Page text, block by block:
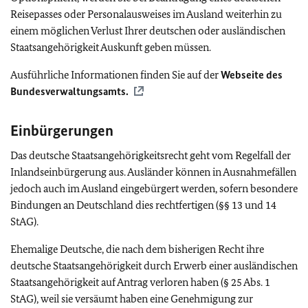
Reisepasses oder Personalausweises im Ausland weiterhin zu
einem möglichen Verlust Ihrer deutschen oder ausländischen
Staatsangehörigkeit Auskunft geben müssen.
Ausführliche Informationen finden Sie auf derWebseite des
Bundesverwaltungsamts.
Einbürgerungen
Das deutsche Staatsangehörigkeitsrecht geht vom Regelfall der
Inlandseinbürgerung aus. Ausländer können in Ausnahmefällen
jedoch auch im Ausland eingebürgert werden, sofern besondere
Bindungen an Deutschland dies rechtfertigen (§§ 13 und 14
StAG).
Ehemalige Deutsche, die nach dem bisherigen Recht ihre
deutsche Staatsangehörigkeit durch Erwerb einer ausländischen
Staatsangehörigkeit auf Antrag verloren haben (§ 25 Abs. 1
StAG), weil sie versäumt haben eine Genehmigung zur